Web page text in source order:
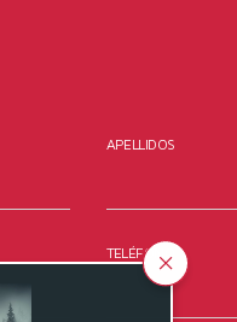
APELLIDOS
TELÉFONO